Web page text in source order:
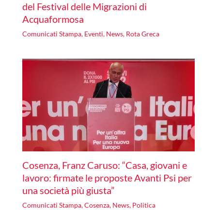
del Festival delle Migrazioni di
Acquaformosa
Comunicati Stampa, Eventi, News, Rota Greca
Cosenza, Franz Caruso: “Casa, giovani e
lavoro: firmate le proposte Avanti Psi per
una società più giusta”
Comunicati Stampa,Cosenza, News, Politica